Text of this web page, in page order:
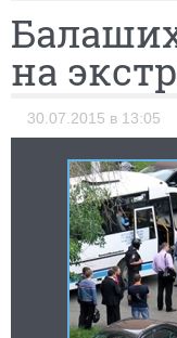
на
30.07.2015 в 13:05